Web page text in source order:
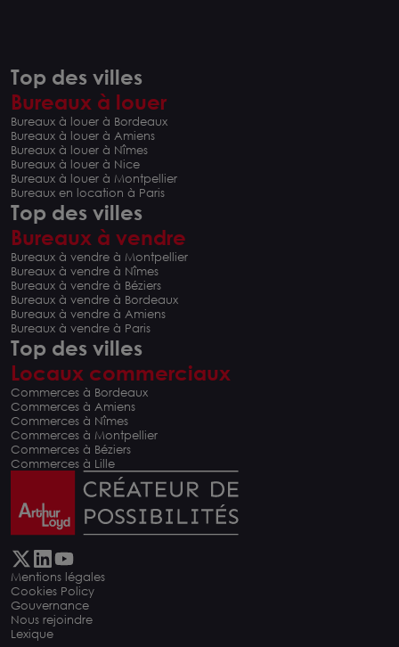
Top des villes
Bureaux à louer
Bureaux à louer à Bordeaux
Bureaux à louer à Amiens
Bureaux à louer à Nîmes
Bureaux à louer à Nice
Bureaux à louer à Montpellier
Bureaux en location à Paris
Top des villes
Bureaux à vendre
Bureaux à vendre à Montpellier
Bureaux à vendre à Nîmes
Bureaux à vendre à Béziers
Bureaux à vendre à Bordeaux
Bureaux à vendre à Amiens
Bureaux à vendre à Paris
Top des villes
Locaux commerciaux
Commerces à Bordeaux
Commerces à Amiens
Commerces à Nîmes
Commerces à Montpellier
Commerces à Béziers
Commerces à Lille
Mentions légales
Cookies Policy
Gouvernance
Nous rejoindre
Lexique